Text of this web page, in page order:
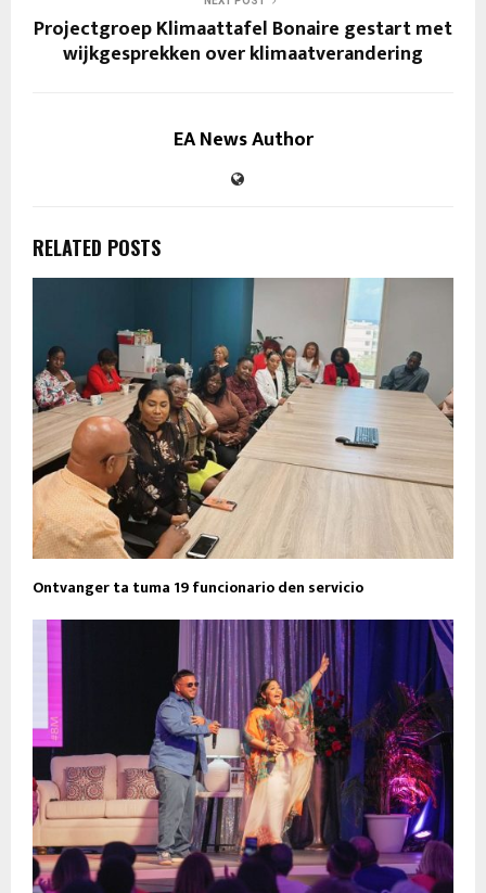
Projectgroep Klimaattafel Bonaire gestart met
wijkgesprekken over klimaatverandering
EA News Author
RELATED POSTS
Ontvanger ta tuma 19 funcionario den servicio